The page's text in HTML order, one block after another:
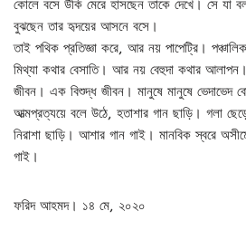
কোলে বসে উঁকি মেরে হাসছেন তাকে দেখে। সে যা
বুঝছেন তার হৃদয়ের আসনে বসে।
তাই পথিক প্রতিজ্ঞা করে, আর নয় পাপেট্রি।
মিথ্যা কথার বেসাতি। আর নয় বেহুদা কথার
জীবন। এক বিশুদ্ধ জীবন। মানুষে মানুষে
আত্মপ্রত্যয়ে বলে উঠে, হতাশার গান ছাড়ি। গলা
নিরাশা ছাড়ি। আশার গান গাই। মানবিক স্বরে
গাই।
ফরিদ আহমদ। ১৪ মে, ২০২০